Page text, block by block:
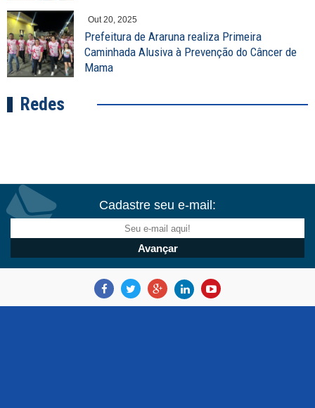
Out 20, 2025
Prefeitura de Araruna realiza Primeira
Caminhada Alusiva à Prevenção do Câncer de
Mama
Redes
Cadastre seu e-mail: